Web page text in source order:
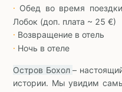
∙ Обед во время
Лобок (доп. плата ~ 25 €)
∙ Возвращение в отель
∙ Ночь в отеле
Остров Бохол–
истории. Мы увидим